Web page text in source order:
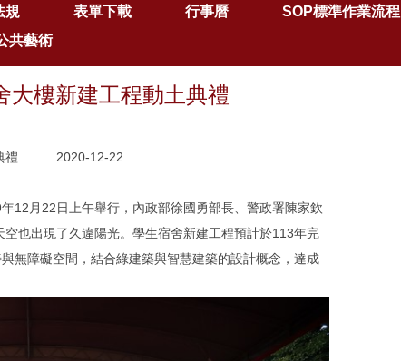
規 表單下載 行事曆 SOP標準作業流程
共藝術
舍大樓新建工程動土典禮
典禮 2020-12-22
12月22日上午舉行，內政部徐國勇部長、警政署陳家欽
也出現了久違陽光。學生宿舍新建工程預計於113年完
無障礙空間，結合綠建築與智慧建築的設計概念，達成